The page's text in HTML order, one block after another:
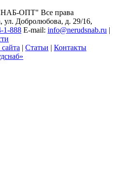
ОПТ" Все права
Добролюбова, д. 29/16,
1-888 E-mail: info@nerudsnab.ru |
| Статьи | Контакты